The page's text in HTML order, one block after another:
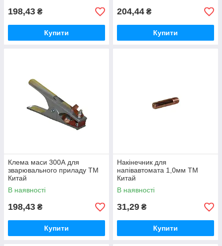
198,43 ₴
Купити
204,44 ₴
Купити
Клема маси 300А для
зварювального приладу ТМ
Китай
В наявності
198,43 ₴
Купити
Накінечник для
напівавтомата 1,0мм ТМ
Китай
В наявності
31,29 ₴
Купити